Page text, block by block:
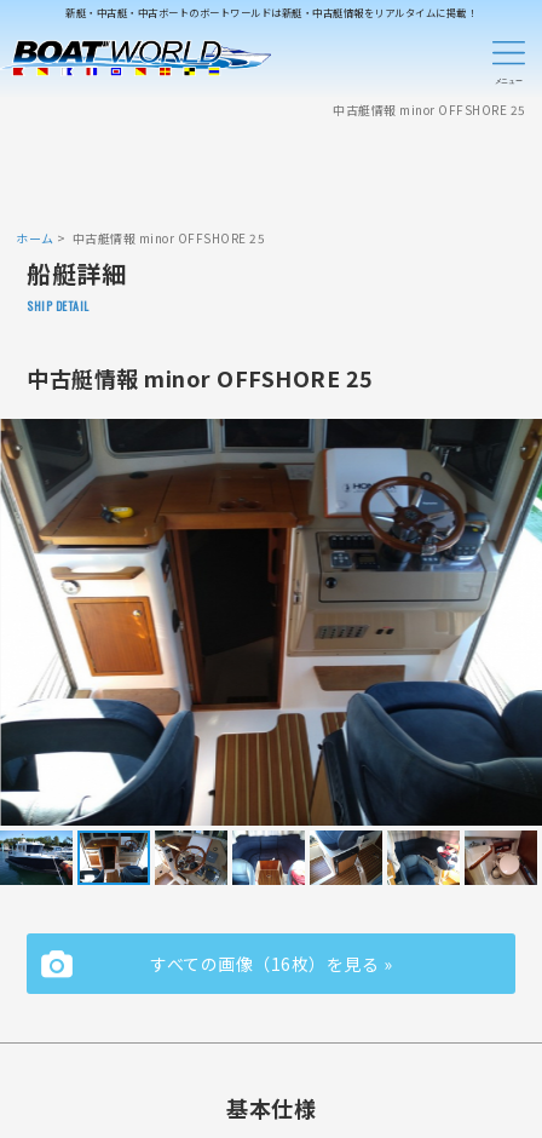
新艇・中古艇・中古ボートのボートワールドは新艇・中古艇情報をリアルタイムに掲載！
中古艇情報 minor OFFSHORE 25
ホーム 中古艇情報 minor OFFSHORE 25
船艇詳細
SHIP DETAIL
中古艇情報 minor OFFSHORE 25
すべての画像（16枚）を見る »
基本仕様